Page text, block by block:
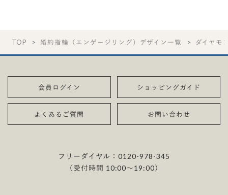
TOP 婚約指輪（エンゲージリング）デザイン一覧 ダイヤモ
会員ログイン ショッピングガイド
よくあるご質問 お問い合わせ
フリーダイヤル：0120-978-345
（受付時間 10:00〜19:00）